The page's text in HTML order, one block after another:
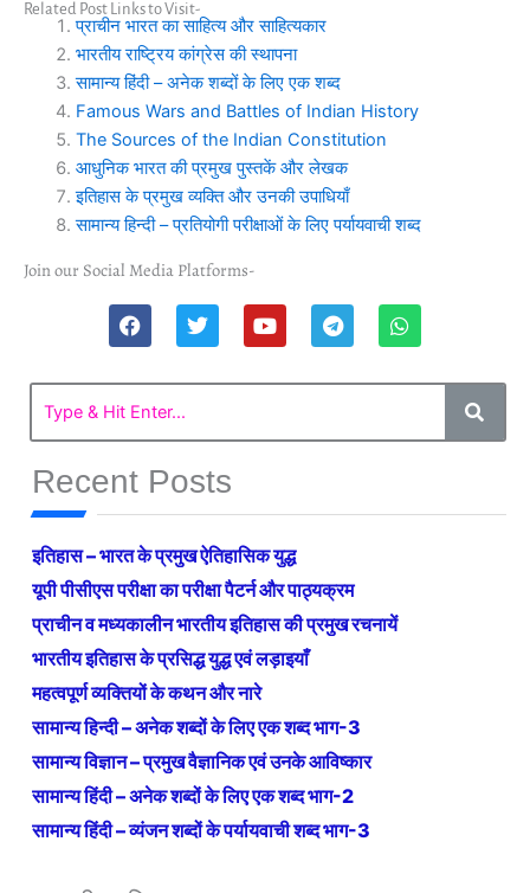
Related Post Links to Visit-
प्राचीन भारत का साहित्य और साहित्यकार
भारतीय राष्ट्रिय कांग्रेस की स्थापना
सामान्य हिंदी – अनेक शब्दों के लिए एक शब्द
Famous Wars and Battles of Indian History
The Sources of the Indian Constitution
आधुनिक भारत की प्रमुख पुस्तकें और लेखक
इतिहास के प्रमुख व्यक्ति और उनकी उपाधियाँ
सामान्य हिन्दी – प्रतियोगी परीक्षाओं के लिए पर्यायवाची शब्द
Join our Social Media Platforms-
F
a
e
o
o
T
w
t
r
Y
o
t
e
T
e
e
a
W
h
t
p
Recent Posts
इतिहास – भारत के प्रमुख ऐतिहासिक युद्ध
यूपी पीसीएस परीक्षा का परीक्षा पैटर्न और पाठ्यक्रम
प्राचीन व मध्यकालीन भारतीय इतिहास की प्रमुख रचनायें
भारतीय इतिहास के प्रसिद्ध युद्ध एवं लड़ाइयाँ
महत्वपूर्ण व्यक्तियों के कथन और नारे
सामान्य हिन्दी – अनेक शब्दों के लिए एक शब्द भाग-3
सामान्य विज्ञान – प्रमुख वैज्ञानिक एवं उनके आविष्कार
सामान्य हिंदी – अनेक शब्दों के लिए एक शब्द भाग-2
सामान्य हिंदी – व्यंजन शब्दों के पर्यायवाची शब्द भाग-3